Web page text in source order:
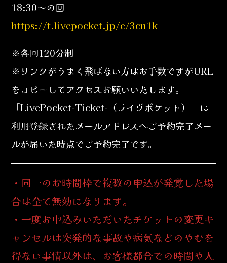
18:30～の回
https://t.livepocket.jp/e/3cn1k
※各回120分制
※リンクがうまく飛ばない方はお手数ですがURL
をコピーしてアクセスお願いいたします。
「LivePocket-Ticket-（ライヴポケット）」に
利用登録されたメールアドレスへご予約完了メー
ルが届いた時点でご予約完了です。
・同一のお時間枠で複数の申込が発覚した場
合は全て無効になります。
・一度お申込みいただいたチケットの変更キ
ャンセルは突発的な事故や病気などのやむを
得ない事情以外は、お客様都合での時間や人